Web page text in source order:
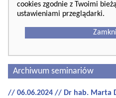
cookies zgodnie z Twoimi
ustawieniami przeglądarki.
Archiwum seminariów
// 06.06.2024 // Dr hab. Marta